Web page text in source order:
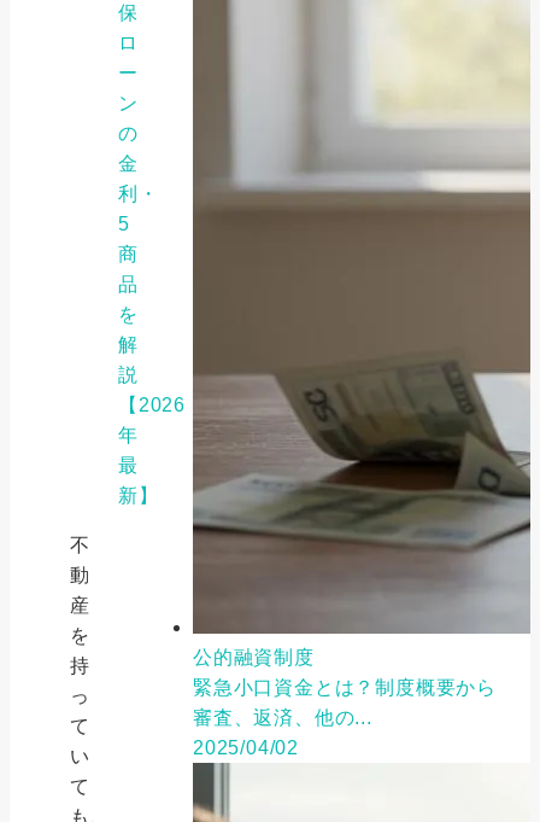
保
ロ
ー
ン
の
金
利・
5
商
品
を
解
説
【2026
年
最
新】
不
動
産
を
持
っ
て
い
て
も、
公的融資制度
緊急小口資金とは？制度概要から
審査、返済、他の...
2025/04/02